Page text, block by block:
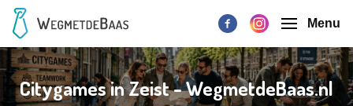
Menu
Citygames in Zeist - WegmetdeBaas.nl